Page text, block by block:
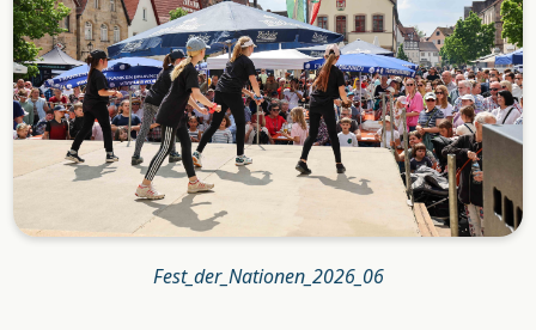
Fest_der_Nationen_2026_06